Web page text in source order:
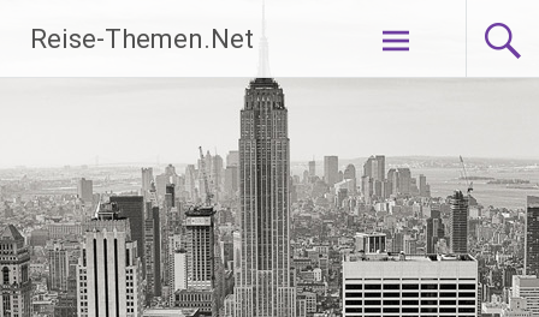
Inhalt
springen
Reise-Themen.Net